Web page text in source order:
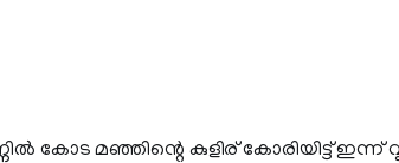
കോട മഞ്ഞിന്റെ കുളിര് കോരിയിട്ട് ഇന്ന്